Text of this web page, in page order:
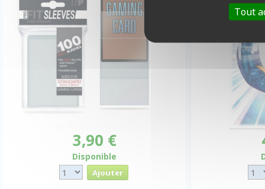
3,90 €
Disponible
Tout